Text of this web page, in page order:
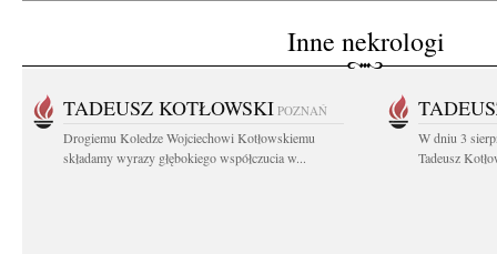
Inne nekrologi
TADEUSZ KOTŁOWSKI POZNAŃ
Drogiemu Koledze Wojciechowi Kotłowskiemu
składamy wyrazy głębokiego współczucia w...
W dniu 3
Tadeusz